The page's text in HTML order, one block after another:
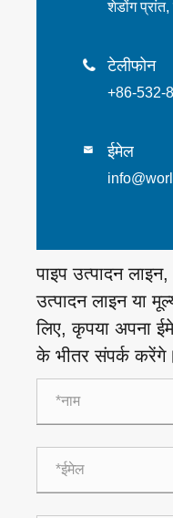
शेडोंग प्रांत,
 टेलीफोन
+86-532-
 ईमेल
पाइप उत्पादन
उत्पादन लाइन या
लिए, कृपया अपना
के भीतर संपर्क करेंगे।